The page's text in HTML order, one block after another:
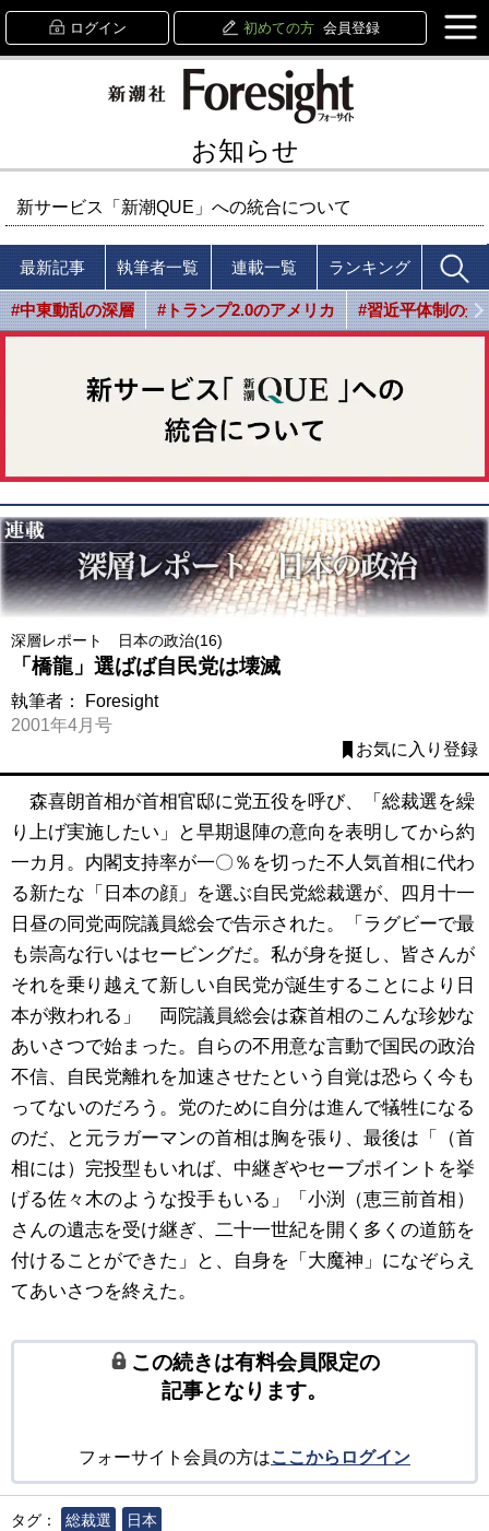
ログイン 初めての方 会員登録
お知らせ
新サービス「新潮QUE」への統合について
最新記事 執筆者一覧 連載一覧 ランキング
#中東動乱の深層 #トランプ2.0のアメリカ #習近平体制の光
深層レポート 日本の政治(16)
「橋龍」選ばば自民党は壊滅
執筆者：
Foresight
2001年4月号
お気に入り登録
森喜朗首相が首相官邸に党五役を呼び、「総裁選を繰
り上げ実施したい」と早期退陣の意向を表明してから約
一カ月。内閣支持率が一〇％を切った不人気首相に代わ
る新たな「日本の顔」を選ぶ自民党総裁選が、四月十一
日昼の同党両院議員総会で告示された。「ラグビーで最
も崇高な行いはセービングだ。私が身を挺し、皆さんが
それを乗り越えて新しい自民党が誕生することにより日
本が救われる」 両院議員総会は森首相のこんな珍妙な
あいさつで始まった。自らの不用意な言動で国民の政治
不信、自民党離れを加速させたという自覚は恐らく今も
ってないのだろう。党のために自分は進んで犠牲になる
のだ、と元ラガーマンの首相は胸を張り、最後は「（首
相には）完投型もいれば、中継ぎやセーブポイントを挙
げる佐々木のような投手もいる」「小渕（恵三前首相）
さんの遺志を受け継ぎ、二十一世紀を開く多くの道筋を
付けることができた」と、自身を「大魔神」になぞらえ
てあいさつを終えた。
この続きは有料会員限定の
記事となります。
フォーサイト会員の方はここからログイン
タグ： 総裁選
日本